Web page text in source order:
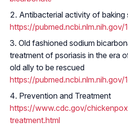
Antibacterial activity of baking
https://pubmed.ncbi.nlm.nih.gov/
Old fashioned sodium
treatment of psoriasis in the era
old ally to be rescued
https://
Prevention and Treatment
https://www.cdc.gov/
treatment.html